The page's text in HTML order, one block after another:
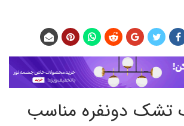
مناسب